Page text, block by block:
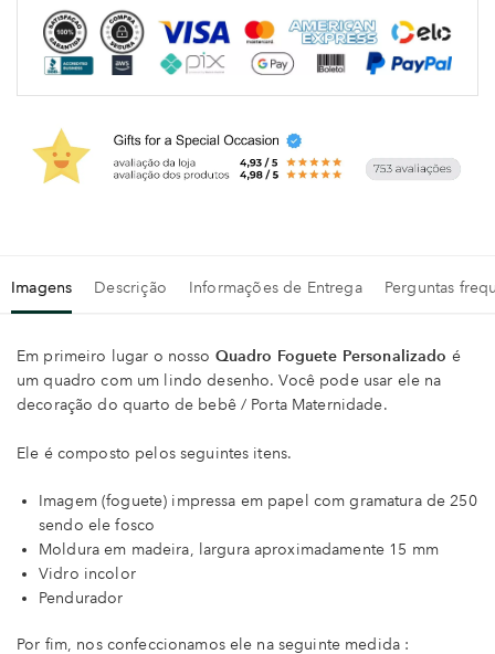
Imagens Descrição Informações de Entrega Perguntas
Em primeiro lugar o nosso Quadro Foguete Personalizado é
um quadro com um lindo desenho. Você pode usar ele na
decoração do quarto de bebê / Porta Maternidade.
Ele é composto pelos seguintes itens.
Imagem (foguete) impressa em papel com gramatura de 250
sendo ele fosco
Moldura em madeira, largura aproximadamente 15 mm
Vidro incolor
Pendurador
Por fim, nos confeccionamos ele na seguinte medida :